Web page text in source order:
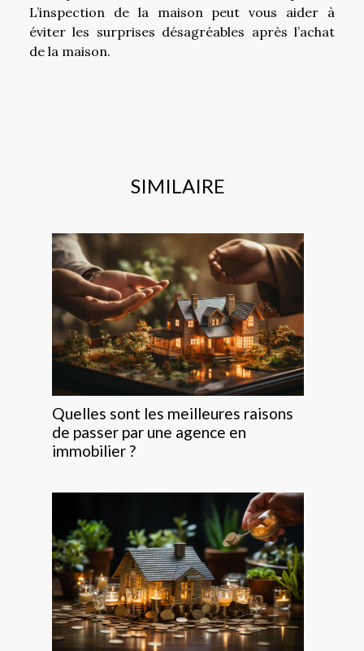
L’inspection de la maison peut vous aider à
éviter les surprises désagréables après l’achat
de la maison.
SIMILAIRE
Quelles sont les meilleures raisons
de passer par une agence en
immobilier ?